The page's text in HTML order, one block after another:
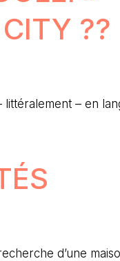
??
littéralement – en
d’une